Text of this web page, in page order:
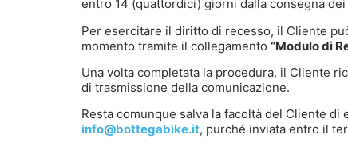
entro 14 (quattordici) giorni dalla consegna dei
Per esercitare il diritto di recesso, il Cliente
momento tramite il collegamento “Modulo di
Una volta completata la procedura, il Cliente
di trasmissione della comunicazione.
Resta comunque salva la facoltà del Cliente
info@bottegabike.it, purché inviata entro il